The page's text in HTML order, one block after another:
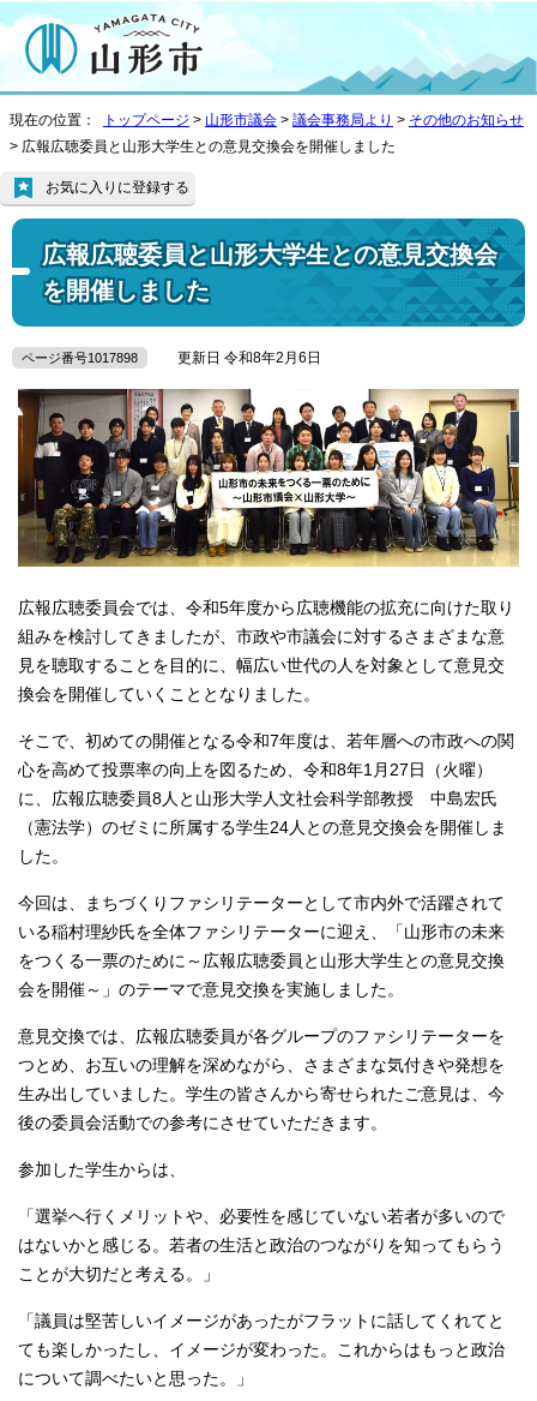
現在の位置： トップページ > 山形市議会 > 議会事務局より > その他のお知らせ
> 広報広聴委員と山形大学生との意見交換会を開催しました
広報広聴委員と山形大学生との意見交換会
を開催しました
お気に入りに登録する
ページ番号1017898 更新日 令和8年2月6日
広報広聴委員会では、令和5年度から広聴機能の拡充に向けた取り
組みを検討してきましたが、市政や市議会に対するさまざまな意
見を聴取することを目的に、幅広い世代の人を対象として意見交
換会を開催していくこととなりました。
そこで、初めての開催となる令和7年度は、若年層への市政への関
心を高めて投票率の向上を図るため、令和8年1月27日（火曜）
に、広報広聴委員8人と山形大学人文社会科学部教授 中島宏氏
（憲法学）のゼミに所属する学生24人との意見交換会を開催しま
した。
今回は、まちづくりファシリテーターとして市内外で活躍されて
いる稲村理紗氏を全体ファシリテーターに迎え、「山形市の未来
をつくる一票のために～広報広聴委員と山形大学生との意見交換
会を開催～」のテーマで意見交換を実施しました。
意見交換では、広報広聴委員が各グループのファシリテーターを
つとめ、お互いの理解を深めながら、さまざまな気付きや発想を
生み出していました。学生の皆さんから寄せられたご意見は、今
後の委員会活動での参考にさせていただきます。
参加した学生からは、
「選挙へ行くメリットや、必要性を感じていない若者が多いので
はないかと感じる。若者の生活と政治のつながりを知ってもらう
ことが大切だと考える。」
「議員は堅苦しいイメージがあったがフラットに話してくれてと
ても楽しかったし、イメージが変わった。これからはもっと政治
について調べたいと思った。」